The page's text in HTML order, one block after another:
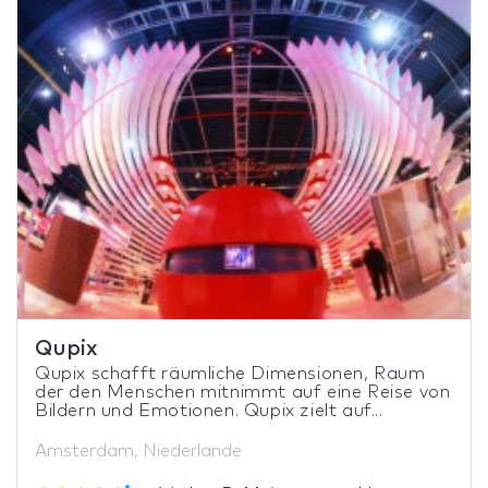
Qupix
Qupix schafft räumliche Dimensionen, Raum
der den Menschen mitnimmt auf eine Reise von
Bildern und Emotionen. Qupix zielt auf...
Amsterdam, Niederlande